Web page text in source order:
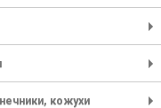
кожухи